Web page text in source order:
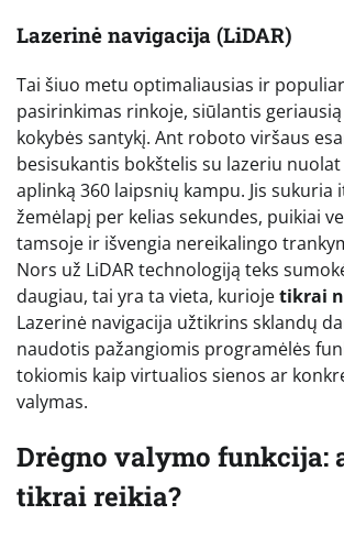
Lazerinė navigacija (LiDAR)
Tai šiuo metu optimaliausias ir
pasirinkimas rinkoje, siūlantis
kokybės santykį. Ant roboto viršaus
besisukantis bokštelis su lazeriu
aplinką 360 laipsnių kampu. Jis sukuria
žemėlapį per kelias sekundes, puikiai
tamsoje ir išvengia nereikalingo
Nors už LiDAR technologiją teks
daugiau, tai yra ta vieta, kuriojetikrai
Lazerinė navigacija užtikrins sklandų
naudotis pažangiomis programėlės
tokiomis kaip virtualios sienos ar
valymas.
Drėgno valymo funkcija:
tikrai reikia?